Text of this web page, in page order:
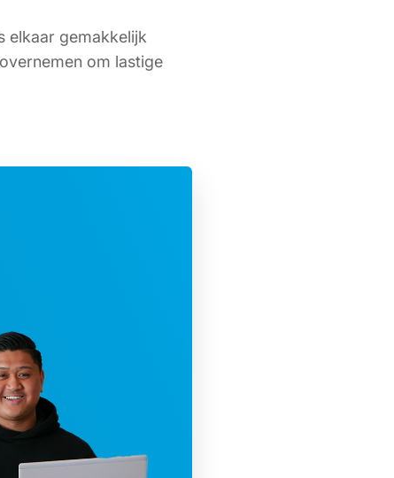
elkaar gemakkelijk
om lastige